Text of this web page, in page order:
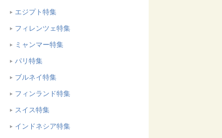
エジプト特集
フィレンツェ特集
ミャンマー特集
パリ特集
ブルネイ特集
フィンランド特集
スイス特集
インドネシア特集